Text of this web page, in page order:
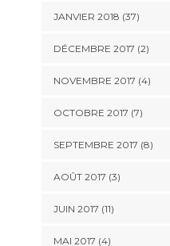
JANVIER 2018 (37)
DÉCEMBRE 2017 (2)
NOVEMBRE 2017 (4)
OCTOBRE 2017 (7)
SEPTEMBRE 2017 (8)
AOÛT 2017 (3)
JUIN 2017 (11)
MAI 2017 (4)